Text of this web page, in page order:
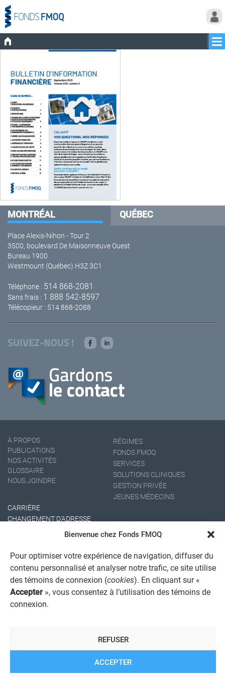
Bienvenue chez Fonds FMOQ
Pour optimiser votre expérience de navigation, diffuser du
contenu personnalisé et analyser notre trafic, ce site utilise
des témoins de connexion (cookies). En cliquant sur «
Accepter », vous consentez à l’utilisation des témoins de
connexion.
ACCEPTER
REFUSER
MONTRÉAL QUÉBEC
Place Alexis-Nihon - Tour 2
3500, boulevard De Maisonneuve Ouest
Bureau 1900
Westmount (Québec) H3Z 3C1
Téléphone : 514 868-2081
Sans frais : 1 888 542-8597
Télécopieur : 514 868-2088
SUIVEZ-NOUS !
À PROPOS
PUBLICATIONS
NOS ACTIVITÉS
GLOSSAIRE
NOUS JOINDRE
RÉGIMES
FONDS FMOQ
SERVICES
SOLUTIONS CLINIQUES
GESTION PRIVÉE
JEUNES MÉDECINS
CARRIÈRE
CHANGEMENT D'ADRESSE
AVIS JURIDIQUE GÉNÉRAL
POLITIQUE DE TRAITEMENT DES PLAINTES
REGISTRE DES CONFLITS D'INTÉRÊTS